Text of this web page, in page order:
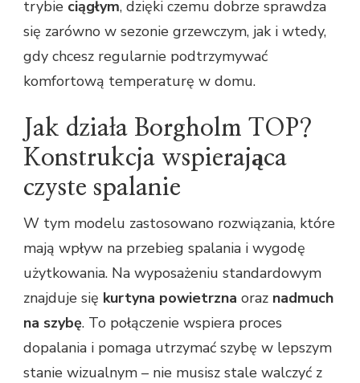
trybie ciągłym, dzięki czemu dobrze sprawdza
się zarówno w sezonie grzewczym, jak i wtedy,
gdy chcesz regularnie podtrzymywać
komfortową temperaturę w domu.
Jak działa Borgholm TOP?
Konstrukcja wspierająca
czyste spalanie
W tym modelu zastosowano rozwiązania, które
mają wpływ na przebieg spalania i wygodę
użytkowania. Na wyposażeniu standardowym
znajduje się kurtyna powietrzna oraz nadmuch
na szybę. To połączenie wspiera proces
dopalania i pomaga utrzymać szybę w lepszym
stanie wizualnym – nie musisz stale walczyć z